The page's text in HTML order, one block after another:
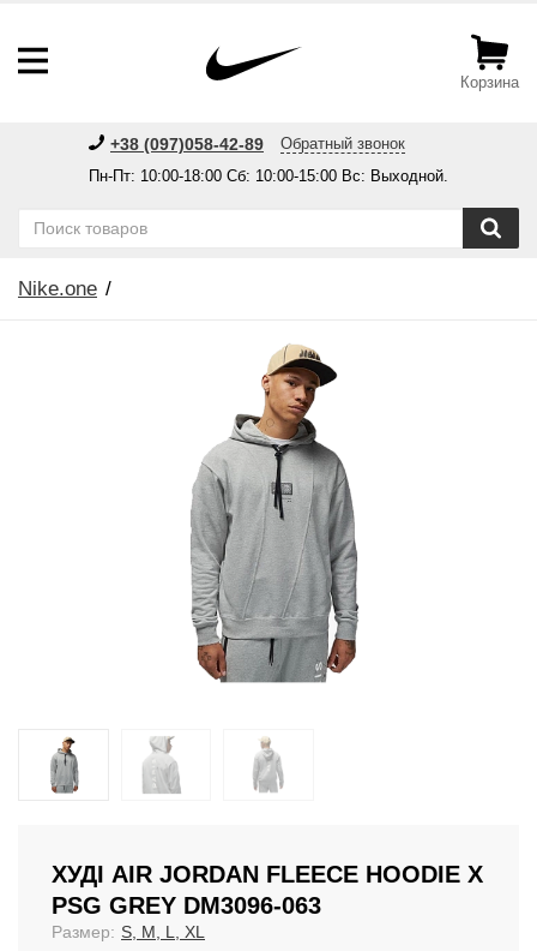
Корзина
+38 (097)058-42-89
Обратный звонок
Пн-Пт: 10:00-18:00 Сб: 10:00-15:00 Вс: Выходной.
Nike.one
ХУДІ AIR JORDAN FLEECE HOODIE X
PSG GREY DM3096-063
Размер: S, M, L, XL